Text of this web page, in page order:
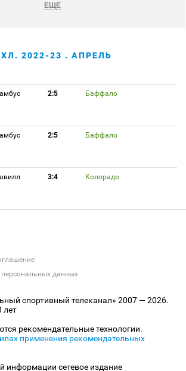
ЕЩЕ
2022-23 . АПРЕЛЬ
2:5 Баффало
2:5 Баффало
3:4 Колорадо
данных
спортивный телеканал» 2007 — 2026.
лет
рекомендательные технологии.
применения рекомендательных
информации сетевое издание